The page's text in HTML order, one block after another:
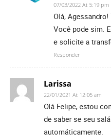
07/03/2022 At 5:19 pm
Olá, Agessandro!
Você pode sim.
e solicite a
Responder
Larissa
22/01/2021 At 12:05 am
Olá Felipe, estou
de saber se seu
automáticamente.